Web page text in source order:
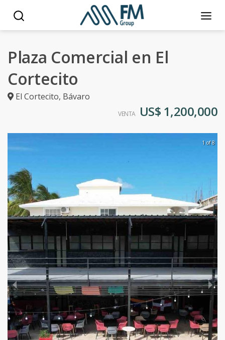
Plaza Comercial en El
Cortecito
El Cortecito, Bávaro
VENTA US$ 1,200,000
1 of 8